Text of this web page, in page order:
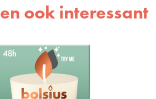
ook interessant